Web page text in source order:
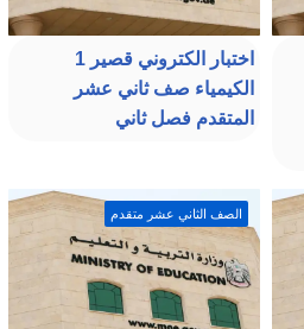
اختبار الكتروني قصير 1
الكيمياء صف ثاني عشر
المتقدم فصل ثاني
الصف الثاني عشر متقدم